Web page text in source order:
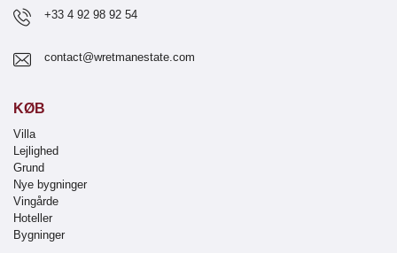
+33 4 92 98 92 54
contact@wretmanestate.com
KØB
Villa
Lejlighed
Grund
Nye bygninger
Vingårde
Hoteller
Bygninger